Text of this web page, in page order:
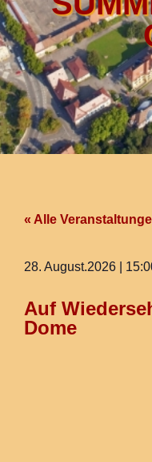
« Alle
28. August.2026
Auf
Dome